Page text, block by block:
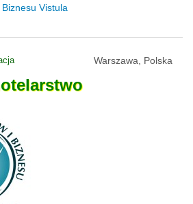
Vistula
Warszawa, Polska